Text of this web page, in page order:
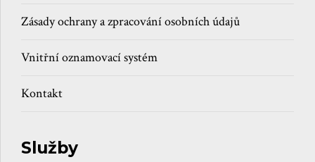
Zásady ochrany a zpracování osobních údajů
Vnitřní oznamovací systém
Kontakt
Služby